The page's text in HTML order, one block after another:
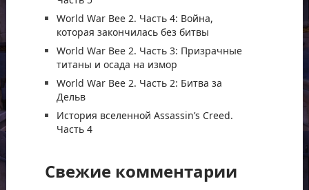
World War Bee 2. Часть 4: Война,
которая закончилась без битвы
World War Bee 2. Часть 3: Призрачные
титаны и осада на измор
World War Bee 2. Часть 2: Битва за
Дельв
История вселенной Assassin’s Creed.
Часть 4
Свежие комментарии